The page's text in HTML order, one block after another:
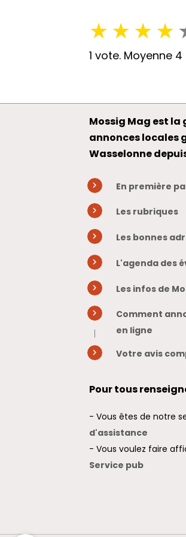
★★★★
1 vote. Moyenne 4
Mossig Mag est la
annonces locales
Wasselonne
En première
Les rubriques
Les bonnes
L'agenda des
Les infos de
Comment
en ligne
Votre avis
Pour tous
- Vous êtes de notre
d'assistance
- Vous voulez faire
Service pub